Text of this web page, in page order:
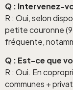
Q : Intervenez-
R : Oui, selon
petite couronne
fréquente,
Q : Est-ce que
R : Oui. En
communes +